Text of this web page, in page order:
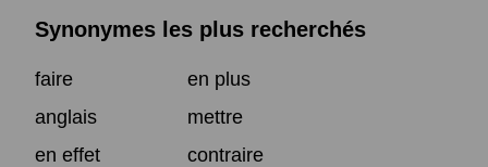
Synonymes les plus recherchés
faire
en plus
anglais
mettre
en effet
contraire